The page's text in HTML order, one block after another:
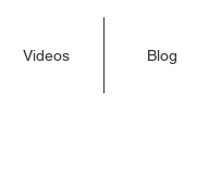
Videos Blog